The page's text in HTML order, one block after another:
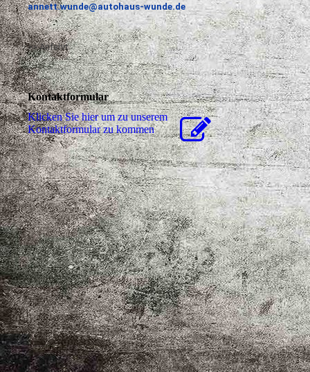
annett.wunde@autohaus-wunde.de
>> Anfahrt
Kontaktformular
Klicken Sie hier um zu unserem
Kon­takt­for­mu­lar zu kommen